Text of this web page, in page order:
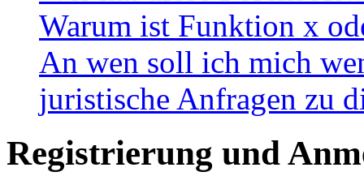
Warum ist Funktion x
An wen soll ich mich
juristische Anfragen zu
Registrierung und